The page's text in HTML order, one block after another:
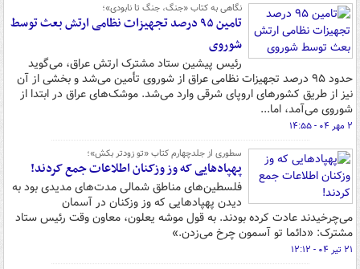
نگاهی به کتاب «جنگ، جنگ تا نابودی»؛
تامین ۹۵ درصد تجهیزات نظامی ارتش بعث توسط
شوروی
رئیس پیشین ستاد مشترک ارتش عراق، می‌گوید
حدود ۹۵ درصد تجهیزات نظامی عراق از شوروی تأمین می‌شد و بخشی از آن
نیز از طریق کشورهای اروپای شرقی وارد می‌شد. موشک‌های عراق در ابتدا از
شوروی می‌آمد، اما...
۲ مهر ۰۴ - ۱۴:۵۵
سطوری از جلدچهارم کتاب «تو زودتر بکش»؛
پهپادهایی که وز وزکنان اطلاعات جمع کردند!
فلسطین‌های مناطق شمالی مدت‌های مدیدی بود به
دیدن پهپادهایی که وز وزکنان در آسمان
می‌چرخیدند عادت کرده بودند. به قول موشه یعلون، معاون وقت رئیس ستاد
مشترک: «دائما تو آسمون چرخ می‌زدن.»
۲۱ تیر ۰۴ - ۱۲:۱۲